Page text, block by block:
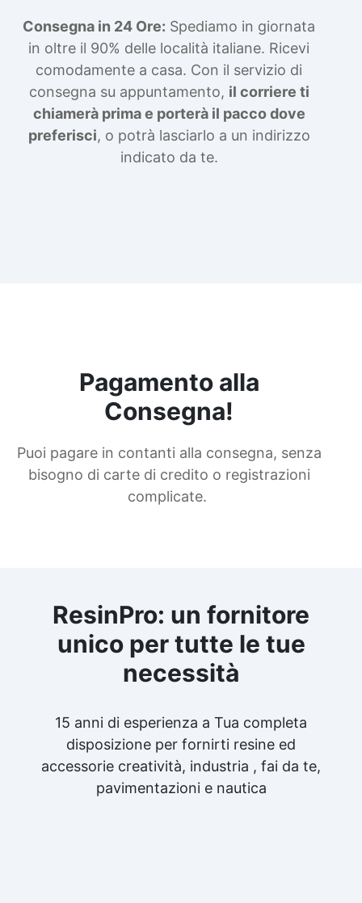
Consegna in 24 Ore: Spediamo in giornata
in oltre il 90% delle località italiane. Ricevi
comodamente a casa. Con il servizio di
consegna su appuntamento, il corriere ti
chiamerà prima e porterà il pacco dove
preferisci, o potrà lasciarlo a un indirizzo
indicato da te.
Pagamento alla
Consegna!
Puoi pagare in contanti alla consegna, senza
bisogno di carte di credito o registrazioni
complicate.
ResinPro: un fornitore
unico per tutte le tue
necessità
15 anni di esperienza a Tua completa
disposizione per fornirti resine ed
accessorie creatività, industria , fai da te,
pavimentazioni e nautica